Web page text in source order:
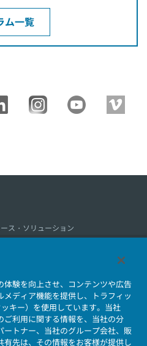
ム一覧
ス・ソリューション
報 採用情報
会社情報新着一覧
お問い合わせ
体験を向上させ、コンテンツや広告
ディア機能を提供し、トラフィッ
キー）を使用しています。当社
ご利用に関する情報を、当社の分
トナー、当社のグループ会社、販
先は、その情報をお客様が提供し